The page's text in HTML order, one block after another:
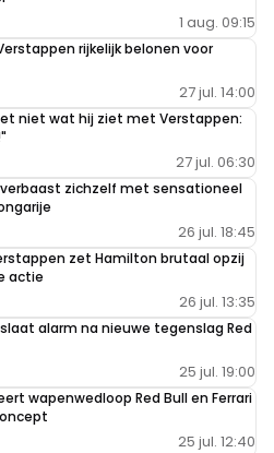
op:
veel te hard? Hij zat in een
zat op de racelijn te chillen.
: Ben je bekend met
"sarcasme" ?
hoeft je alleen maar aan te
1 aug. 09:15
rijkelijk belonen voor
27 jul. 14:00
niet wat hij ziet met Verstappen:
27 jul. 06:30
zichzelf met sensationeel
26 jul. 18:45
zet Hamilton brutaal opzij
actie
26 jul. 13:35
alarm na nieuwe tegenslag Red
25 jul. 19:00
wapenwedloop Red Bull en Ferrari
25 jul. 12:40